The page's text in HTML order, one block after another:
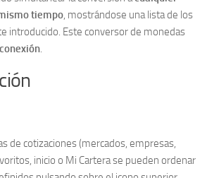
tiempo, mostrándose una lista de los
introducido. Este conversor de monedas
.
de cotizaciones (mercados, empresas,
inicio o Mi Cartera se pueden ordenar